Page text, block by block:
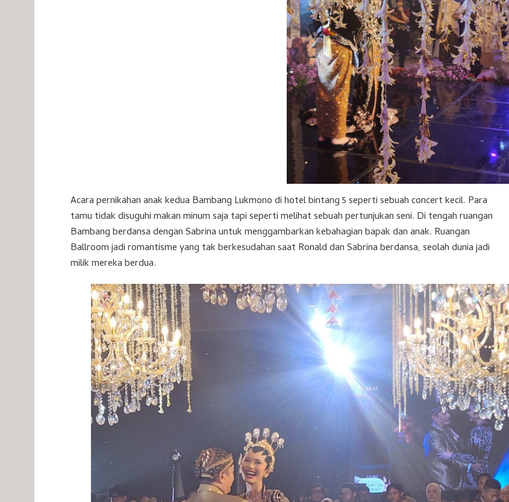
Acara pernikahan anak kedua Bambang Lukmono di hotel bintang 5 seperti sebuah concert kecil. Para
tamu tidak disuguhi makan minum saja tapi seperti melihat sebuah pertunjukan seni. Di tengah ruangan
Bambang berdansa dengan Sabrina untuk menggambarkan kebahagian bapak dan anak. Ruangan
Ballroom jadi romantisme yang tak berkesudahan saat Ronald dan Sabrina berdansa, seolah dunia jadi
milik mereka berdua.